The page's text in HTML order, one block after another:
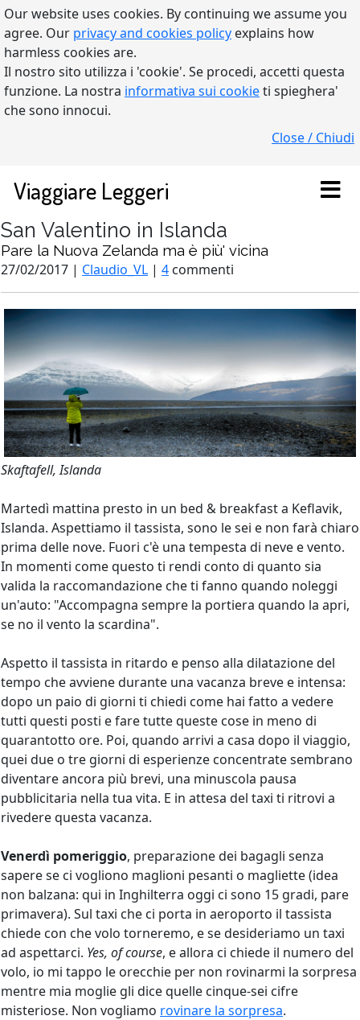
Our website uses cookies. By continuing we assume you
agree. Our privacy and cookies policy explains how
harmless cookies are.
Il nostro sito utilizza i 'cookie'. Se procedi, accetti questa
funzione. La nostra informativa sui cookieti spieghera'
che sono innocui.
Close / Chiudi
Viaggiare Leggeri
San Valentino in Islanda
Pare la Nuova Zelanda ma è più' vicina
27/02/2017 | Claudio_VL | 4 commenti
Skaftafell, Islanda
Martedì mattina presto in un bed & breakfast a Keflavik,
Islanda. Aspettiamo il tassista, sono le sei e non farà chiaro
prima delle nove. Fuori c'è una tempesta di neve e vento.
In momenti come questo ti rendi conto di quanto sia
valida la raccomandazione che ti fanno quando noleggi
un'auto: "Accompagna sempre la portiera quando la apri,
se no il vento la scardina".
Aspetto il tassista in ritardo e penso alla dilatazione del
tempo che avviene durante una vacanza breve e intensa:
dopo un paio di giorni ti chiedi come hai fatto a vedere
tutti questi posti e fare tutte queste cose in meno di
quarantotto ore. Poi, quando arrivi a casa dopo il viaggio,
quei due o tre giorni di esperienze concentrate sembrano
diventare ancora più brevi, una minuscola pausa
pubblicitaria nella tua vita. E in attesa del taxi ti ritrovi a
rivedere questa vacanza.
Venerdì pomeriggio, preparazione dei bagagli senza
sapere se ci vogliono maglioni pesanti o magliette (idea
non balzana: qui in Inghilterra oggi ci sono 15 gradi, pare
primavera). Sul taxi che ci porta in aeroporto il tassista
chiede con che volo torneremo, e se desideriamo un taxi
ad aspettarci. Yes, of course, e allora ci chiede il numero del
volo, io mi tappo le orecchie per non rovinarmi la sorpresa
mentre mia moglie gli dice quelle cinque-sei cifre
misteriose. Non vogliamo rovinare la sorpresa.